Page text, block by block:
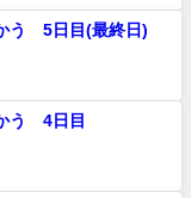
う 5日目(最終日)
う 4日目